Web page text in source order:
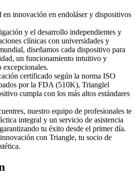
innovación en endoláser y dispositivos
y el desarrollo independientes y
clínicas con universidades y
diseñamos cada dispositivo para
un funcionamiento intuitivo y
excepcionales.
certificado según la norma ISO
por la FDA (510K), Trianglel
cumpla con los más altos estándares
nuestro equipo de profesionales te
integral y un servicio de asistencia
tu éxito desde el primer día.
con Triangle, tu socio de